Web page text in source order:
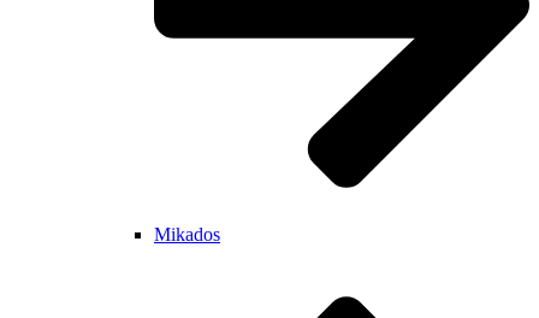
Mikados